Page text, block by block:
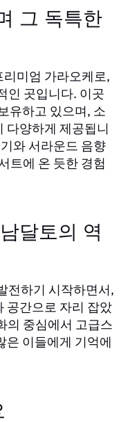
그 독특한
미엄 가라오케로,
인 곳입니다. 이곳
유하고 있으며, 소
다양하게 제공됩니
와 서라운드 음향
트에 온 듯한 경험
달토의 역
전하기 시작하면서,
공간으로 자리 잡았
의 중심에서 고급스
은 이들에게 기억에